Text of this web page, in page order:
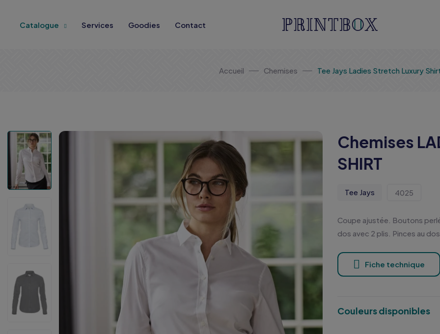
Catalogue Services Goodies Contact
Accueil Chemises Tee Jays Ladies Stretch Luxury
Chemises
SHIRT
Tee Jays 4025
Coupe ajustée. Boutons
dos avec 2 plis. Pinces au
Fiche technique
Couleurs disponibles